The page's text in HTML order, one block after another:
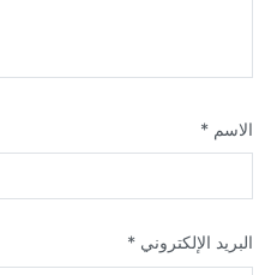
الاسم *
البريد الإلكتروني *